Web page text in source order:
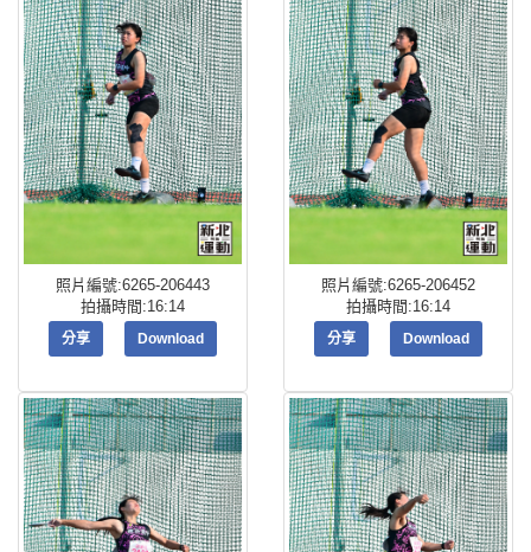
照片編號:6265-206443
拍攝時間:16:14
分享 Download
照片編號:6265-206452
拍攝時間:16:14
分享 Download